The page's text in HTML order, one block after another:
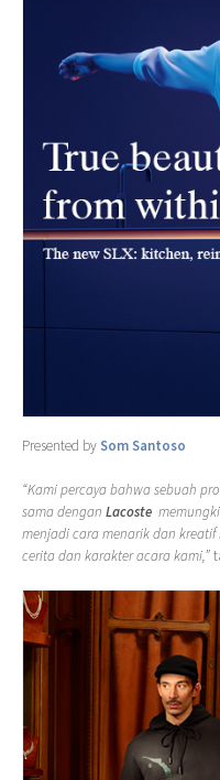
Presented by Som Santoso
“Kami percaya bahwa sebuah
sama dengan Lacoste
menjadi cara menarik dan
cerita dan karakter acara kami,”